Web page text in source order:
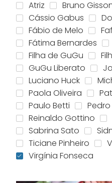
Atriz
Bruno
Cássio Gabus
Fábio de Melo
Fátima Bernardes
Filha de GuGu
GuGu Liberato
Luciano Huck
Paola Oliveira
Paulo Betti
Reinaldo Gottino
Sabrina Sato
Ticiane Pinheiro
Virgínia Fonseca